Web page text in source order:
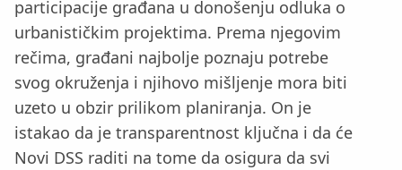
participacije građana u donošenju odluka o
urbanističkim projektima. Prema njegovim
rečima, građani najbolje poznaju potrebe
svog okruženja i njihovo mišljenje mora biti
uzeto u obzir prilikom planiranja. On je
istakao da je transparentnost ključna i da će
Novi DSS raditi na tome da osigura da svi